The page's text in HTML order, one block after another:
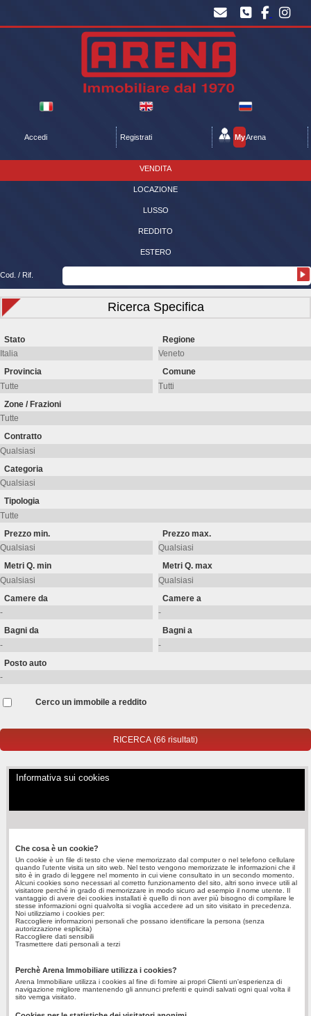
MyArena
Registrati
Accedi
VENDITA
LOCAZIONE
LUSSO
REDDITO
ESTERO
Cod. / Rif.
Ricerca Specifica
Stato Regione
Provincia Comune
Zone / Frazioni
Contratto
Categoria
Tipologia
Prezzo min. Prezzo max.
Metri Q. min Metri Q. max
Camere da Camere a
Bagni da Bagni a
Posto auto
Cerco un immobile a reddito
Informativa sui cookies
Che cosa è un cookie?
Un cookie è un file di testo che viene memorizzato dal computer o nel telefono cellulare
quando l'utente visita un sito web. Nel testo vengono memorizzate le informazioni che il
sito è in grado di leggere nel momento in cui viene consultato in un secondo momento.
Alcuni cookies sono necessari al corretto funzionamento del sito, altri sono invece utili al
visitatore perché in grado di memorizzare in modo sicuro ad esempio il nome utente. Il
vantaggio di avere dei cookies installati è quello di non aver più bisogno di compilare le
stesse informazioni ogni qualvolta si voglia accedere ad un sito visitato in precedenza.
Noi utilizziamo i cookies per:
Raccogliere informazioni personali che possano identificare la persona (senza
autorizzazione esplicita)
Raccogliere dati sensibili
Trasmettere dati personali a terzi
Perchè Arena Immobiliare utilizza i cookies?
Arena Immobiliare utilizza i cookies al fine di fornire ai propri Clienti un'esperienza di
navigazione migliore mantenendo gli annunci preferiti e quindi salvati ogni qual volta il
sito vemga visitato.